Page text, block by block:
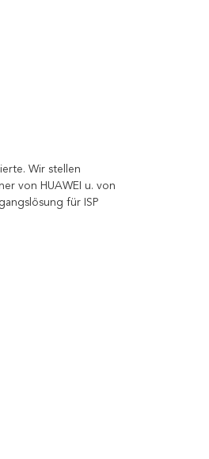
Wir stellen
von HUAWEI u. von
für ISP